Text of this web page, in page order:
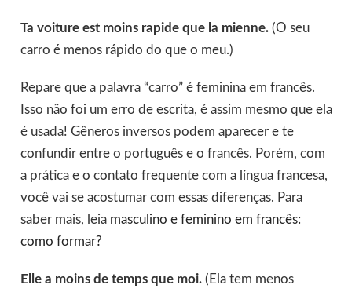
Ta voiture est moins rapide que la mienne. (O seu
carro é menos rápido do que o meu.)
Repare que a palavra “carro” é feminina em francês.
Isso não foi um erro de escrita, é assim mesmo que ela
é usada! Gêneros inversos podem aparecer e te
confundir entre o português e o francês. Porém, com
a prática e o contato frequente com a língua francesa,
você vai se acostumar com essas diferenças. Para
saber mais, leia masculino e feminino em francês:
como formar?
Elle a moins de temps que moi.(Ela tem menos